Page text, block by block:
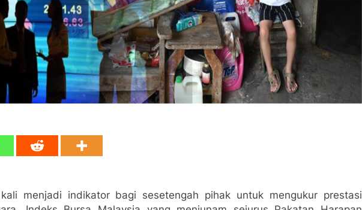
menjadi indikator bagi sesetengah pihak untuk mengukur prestasi